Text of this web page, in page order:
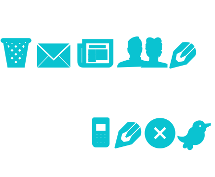
Image